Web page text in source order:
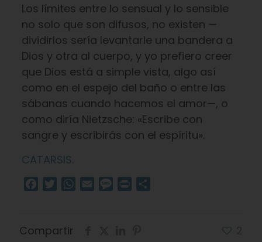
Los límites entre lo sensual y lo sensible
no solo que son difusos, no existen —
dividirlos sería levantarle una bandera a
Dios y otra al cuerpo, y yo prefiero creer
que Dios está a simple vista, algo así
como en el espejo del baño o entre las
sábanas cuando hacemos el amor—, o
como diría Nietzsche: «Escribe con
sangre y escribirás con el espíritu».
CATARSIS.
Facebook
TwitterWhatsApp
Email Message
Print
Compartir